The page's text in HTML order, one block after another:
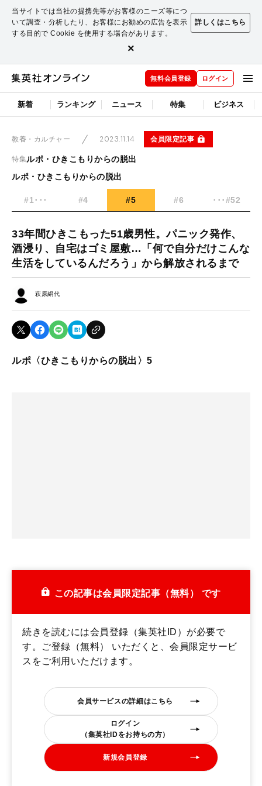
当サイトでは当社の提携先等がお客様のニーズ等につ
いて調査・分析したり、お客様にお勧めの広告を表示
する目的で Cookie を使用する場合があります。
詳しくはこちら
×
無料会員登録 ログイン
新着 ランキング ニュース 特集 ビジネス
教養・カルチャー 2023.11.14 会員限定記事
特集ルポ・ひきこもりからの脱出
ルポ・ひきこもりからの脱出
#1･･･ #4 #5 #6 ･･･#52
33年間ひきこもった51歳男性。パニック発作、
酒浸り、自宅はゴミ屋敷…「何で自分だけこんな
生活をしているんだろう」から解放されるまで
萩原絹代
ルポ〈ひきこもりからの脱出〉5
この記事は会員限定記事（無料） です
続きを読むには会員登録（集英社ID）が必要で
す。ご登録（無料） いただくと、会員限定サービ
スをご利用いただけます。
会員サービスの詳細はこちら
ログイン
（集英社IDをお持ちの方）
新規会員登録